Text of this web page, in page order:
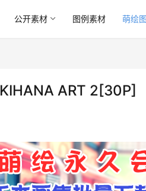
公开素材 图例素材 萌绘
ART 2[30P]